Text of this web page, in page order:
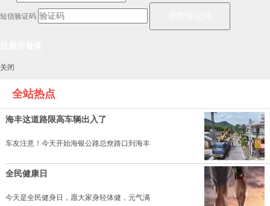
短信验证码
关闭
全站热点
海丰这道路限高车辆出入了
车友注意！今天开始海银公路总尞路口到海丰
全民健康日
今天是全民健身日，愿大家身轻体健，元气满